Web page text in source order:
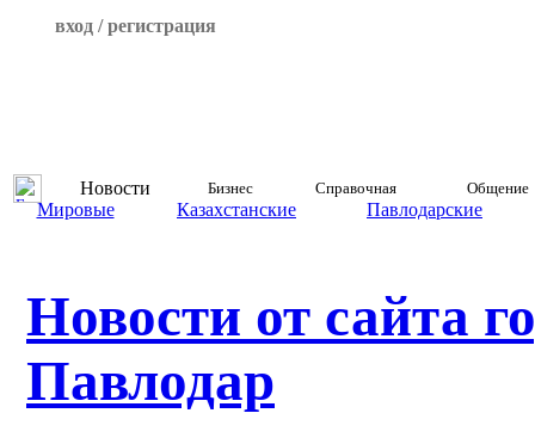
вход / регистрация
Новости Бизнес Справочная Общение
Мировые Казахстанские Павлодарские
Новости от сайта
Павлодар